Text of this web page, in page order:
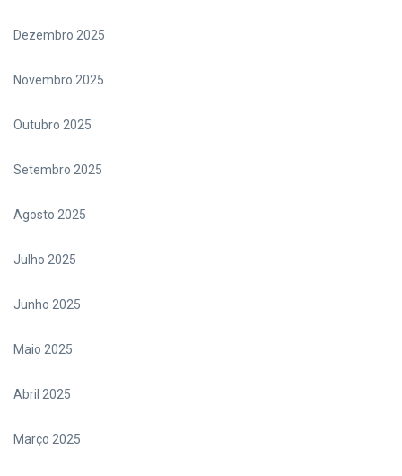
Dezembro 2025
Novembro 2025
Outubro 2025
Setembro 2025
Agosto 2025
Julho 2025
Junho 2025
Maio 2025
Abril 2025
Março 2025